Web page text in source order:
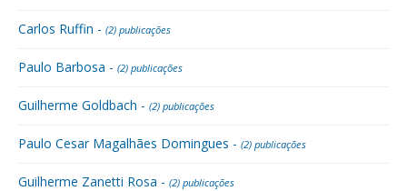
Carlos Ruffin - (2) publicações
Paulo Barbosa - (2) publicações
Guilherme Goldbach - (2) publicações
Paulo Cesar Magalhães Domingues - (2) publicações
Guilherme Zanetti Rosa - (2) publicações